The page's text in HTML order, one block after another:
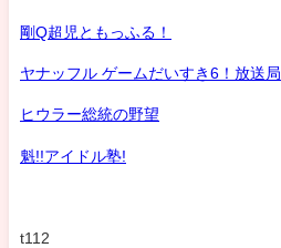
剛Q超児ともっふる！
ヤナッフル ゲームだいすき6！放送局
ヒウラー総統の野望
魁!!アイドル塾!
t112